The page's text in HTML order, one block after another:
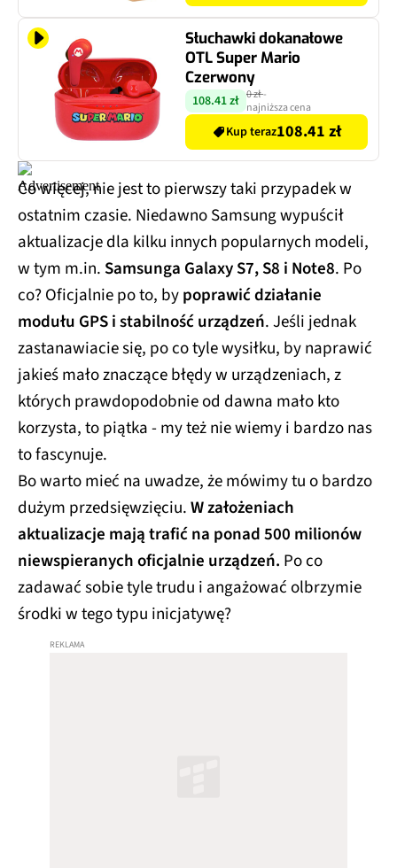
Słuchawki dokanałowe
OTL Super Mario
Czerwony
108.41 zł 0 zł-
najniższa cena
Kup teraz108.41 zł
Co więcej, nie jest to pierwszy taki przypadek w
ostatnim czasie. Niedawno Samsung wypuścił
aktualizacje dla kilku innych popularnych modeli,
w tym m.in. Samsunga Galaxy S7, S8 i Note8. Po
co? Oficjalnie po to, bypoprawić działanie
modułu GPS i stabilność urządzeń. Jeśli jednak
zastanawiacie się, po co tyle wysiłku, by naprawić
jakieś mało znaczące błędy w urządzeniach, z
których prawdopodobnie od dawna mało kto
korzysta, to piątka - my też nie wiemy i bardzo nas
to fascynuje.
Bo warto mieć na uwadze, że mówimy tu o bardzo
dużym przedsięwzięciu.W założeniach
aktualizacje mają trafić na ponad 500 milionów
niewspieranych oficjalnie urządzeń. Po co
zadawać sobie tyle trudu i angażować olbrzymie
środki w tego typu inicjatywę?